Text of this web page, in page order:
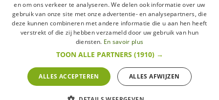
Ik ga akkoord metde Wettelijke vermeldingen
Alle merken
Algemene verkoopsvoorwaarden
Wettelijke vermeldingen
withdrawal rights
Veelgestelde vragen
Alle rechten voorbehouden ©2015 Les Secrets du Chef/Alle prijzen op deze website
zijn met alle belastingen inbegrepen.
De Belgische wetgeving van 6 april 2010 geeft de consument het recht om binnen 14
werkdagen op een aankoop terug te komen.
ENGLISH
en om ons verkeer te analyseren. We delen ook informatie over uw
gebruik van onze site met onze advertentie- en analysepartners, die
deze kunnen combineren met andere informatie die u aan hen heeft
verstrekt of die zij hebben verzameld door uw gebruik van hun
diensten. En savoir plus
TOON ALLE PARTNERS (1910) →
ALLES ACCEPTEREN ALLES AFWIJZEN